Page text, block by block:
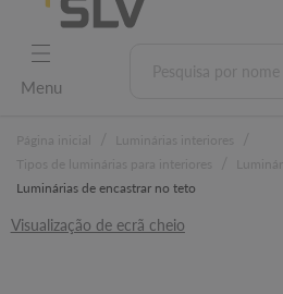
Menu
Luminárias de encastrar no teto
Visualização de ecrã cheio